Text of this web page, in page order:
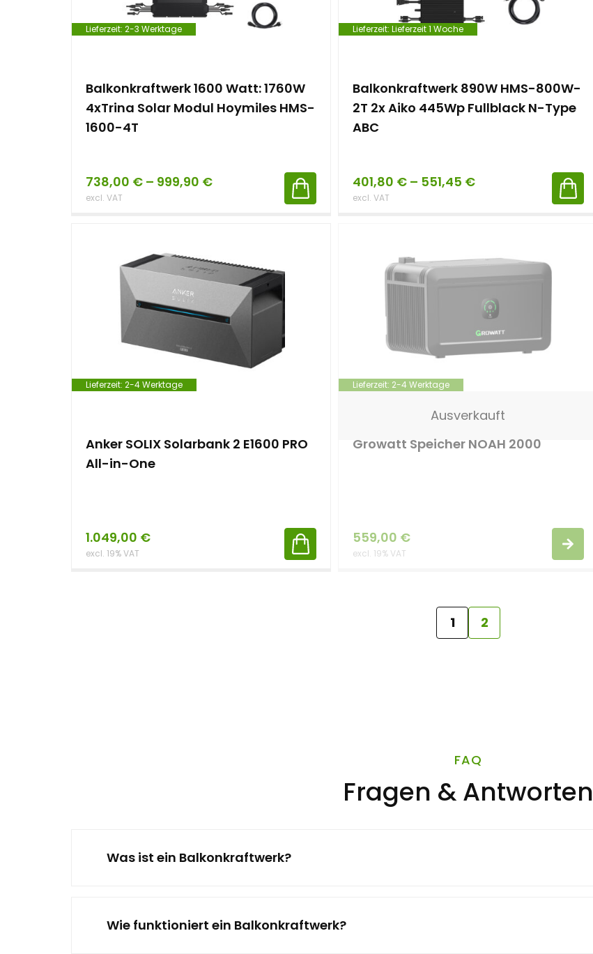
Lieferzeit: 2-3 Werktage
Balkonkraftwerk 1600 Watt: 1760W
4xTrina Solar Modul Hoymiles HMS-
1600-4T
738,00 € – 999,90 €
excl. VAT
Lieferzeit:Lieferzeit 1 Woche
Balkonkraftwerk 890W HMS-800W-
2T 2x Aiko 445Wp Fullblack N-Type
ABC
401,80 € – 551,45 €
excl. VAT
Lieferzeit: 2-4 Werktage
Anker SOLIX Solarbank 2 E1600 PRO
All-in-One
1.049,00 €
excl. 19% VAT
Lieferzeit: 2-4 Werktage
Ausverkauft
Growatt Speicher NOAH 2000
559,00 €
excl. 19% VAT
1 2
FAQ
Fragen & Antworten
Was ist ein Balkonkraftwerk?
Wie funktioniert ein Balkonkraftwerk?